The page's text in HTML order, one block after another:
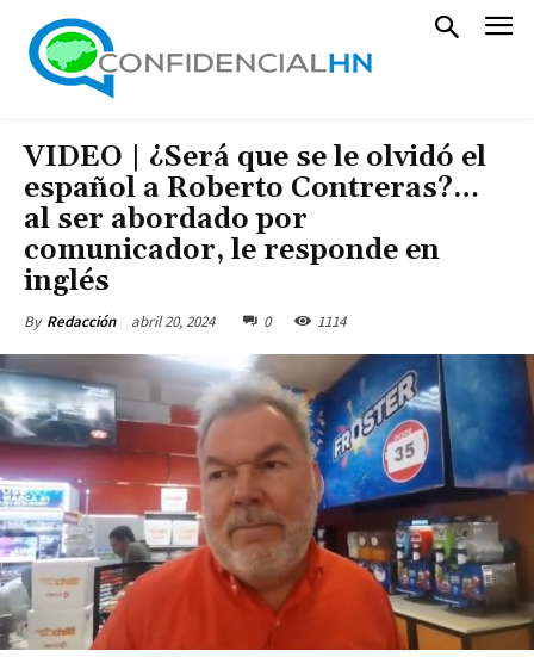
VIDEO | ¿Será que se le olvidó el
español a Roberto Contreras?…
al ser abordado por
comunicador, le responde en
inglés
By Redacción abril 20, 2024 0 1114